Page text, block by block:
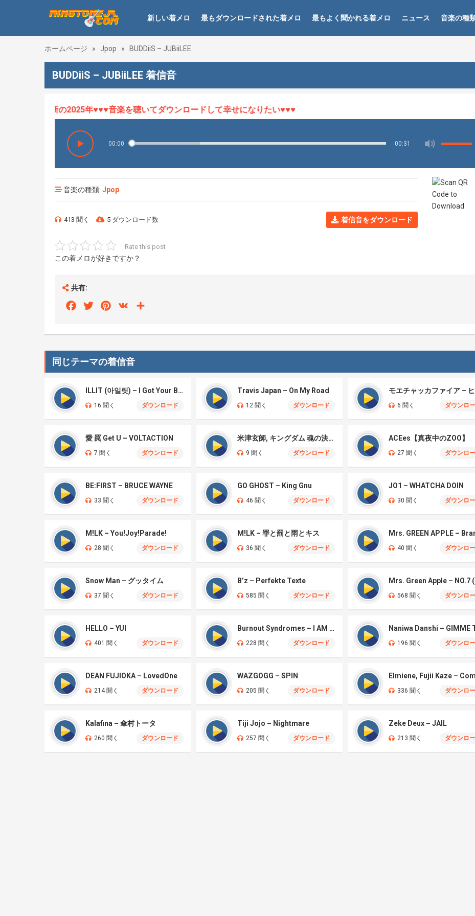
新しい着メロ 最もダウンロードされた着メロ 最もよく聞かれる着メロ ニュース 音楽の種
ホームページ » Jpop » BUDDiiS – JUBiiLEE
BUDDiiS – JUBiiLEE 着信音
、最新の2025年♥♥♥音楽を聴いてダウンロードして幸せになりたい♥♥♥
00:00 00:31
音楽の種類: Jpop
413 聞く 5 ダウンロード数 着信音をダウンロード
Rate this post
この着メロが好きですか？
共有:
FacebookTwitterPinterest
VK
同じテーマの着信音
ILLIT (아일릿) – I Got Your Back
16 聞く ダウンロード
Travis Japan – On My Road
12 聞く ダウンロード 6 聞く ダウンロ
愛 罠 Get U – VOLTACTION
7 聞く ダウンロード
米津玄師, キングダム 魂の決戦 – 公開記念PV
9 聞く ダウンロード
ACEes【真夜中のZOO】
27 聞く ダウンロ
BE:FIRST – BRUCE WAYNE
33 聞く ダウンロード
GO GHOST – King Gnu
46 聞く ダウンロード
JO1 – WHATCHA DOIN
30 聞く ダウンロ
M!LK – You!Joy!Parade!
28 聞く ダウンロード
M!LK – 罪と罰と雨とキス
36 聞く ダウンロード 40 聞く ダウンロ
Snow Man – グッタイム
37 聞く ダウンロード
B’z – Perfekte Texte
585 聞く ダウンロード 568 聞く ダウンロ
HELLO – YUI
401 聞く ダウンロード
Burnout Syndromes – I AM A HERO
228 聞く ダウンロード 196 聞く ダウンロ
DEAN FUJIOKA – LovedOne
214 聞く ダウンロード
WAZGOGG – SPIN
205 聞く ダウンロード 336 聞く ダウンロ
Kalafina – 傘村トータ
260 聞く ダウンロード
Tiji Jojo – Nightmare
257 聞く ダウンロード
Zeke Deux – JAIL
213 聞く ダウンロ